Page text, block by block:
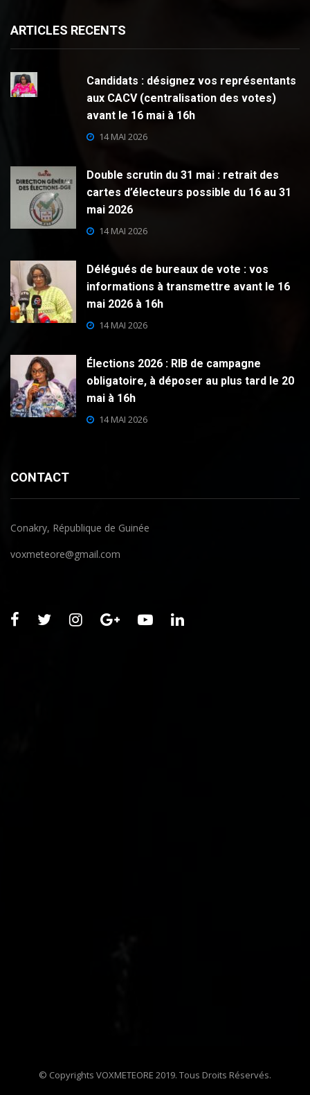
ARTICLES RECENTS
Candidats : désignez vos représentants
aux CACV (centralisation des votes)
avant le 16 mai à 16h
14 MAI 2026
Double scrutin du 31 mai : retrait des
cartes d’électeurs possible du 16 au 31
mai 2026
14 MAI 2026
Délégués de bureaux de vote : vos
informations à transmettre avant le 16
mai 2026 à 16h
14 MAI 2026
Élections 2026 : RIB de campagne
obligatoire, à déposer au plus tard le 20
mai à 16h
14 MAI 2026
CONTACT
Conakry, République de Guinée
voxmeteore@gmail.com
© Copyrights VOXMETEORE 2019. Tous Droits Réservés.